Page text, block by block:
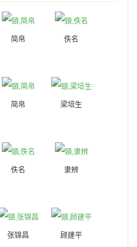
简帛 佚名
简帛 梁培生
佚名 隶辨
张锦昌 顾建平